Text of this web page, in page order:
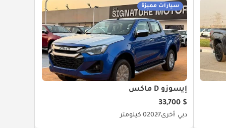
سيارات مميزة
إيسوزو D ماكس
$ 33,700
دبي أخرى20270 كيلومتر